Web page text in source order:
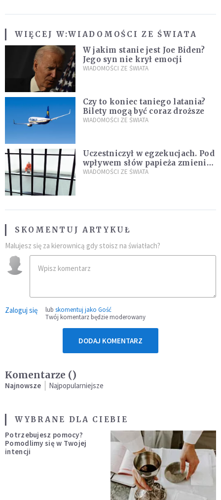
WIĘCEJ W:WIADOMOŚCI ZE ŚWIATA
W jakim stanie jest Joe Biden?
Jego syn nie krył emocji
WIADOMOŚCI ZE ŚWIATA
Czy to koniec taniego latania?
Bilety mogą być coraz droższe
WIADOMOŚCI ZE ŚWIATA
Uczestniczył w egzekucjach. Pod
wpływem słów papieża zmienił
zdanie
WIADOMOŚCI ZE ŚWIATA
SKOMENTUJ ARTYKUŁ
Malujesz się za kierownicą gdy stoisz na światłach?
Zaloguj się lub skomentuj jako Gość
Twój komentarz będzie moderowany
DODAJ KOMENTARZ
Komentarze ()
Najnowsze Najpopularniejsze
WYBRANE DLA CIEBIE
Potrzebujesz pomocy?
Pomodlimy się w Twojej
intencji